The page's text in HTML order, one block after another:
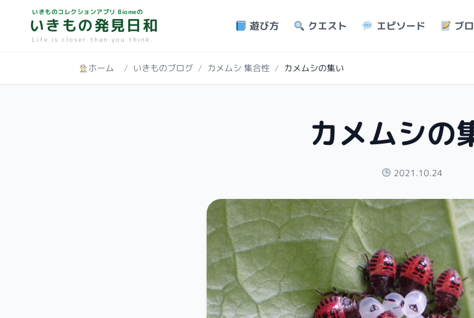
いきものコレクションアプリ Biomeの
いきもの発見日和
Life is closer than you think.
遊び方 クエスト エピソード ブ
ホーム / いきものブログ / カメムシ 集合性 / カメムシの集い
カメムシの
2021.10.24